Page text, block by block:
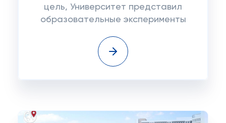
цель, Университет представил
образовательные эксперименты